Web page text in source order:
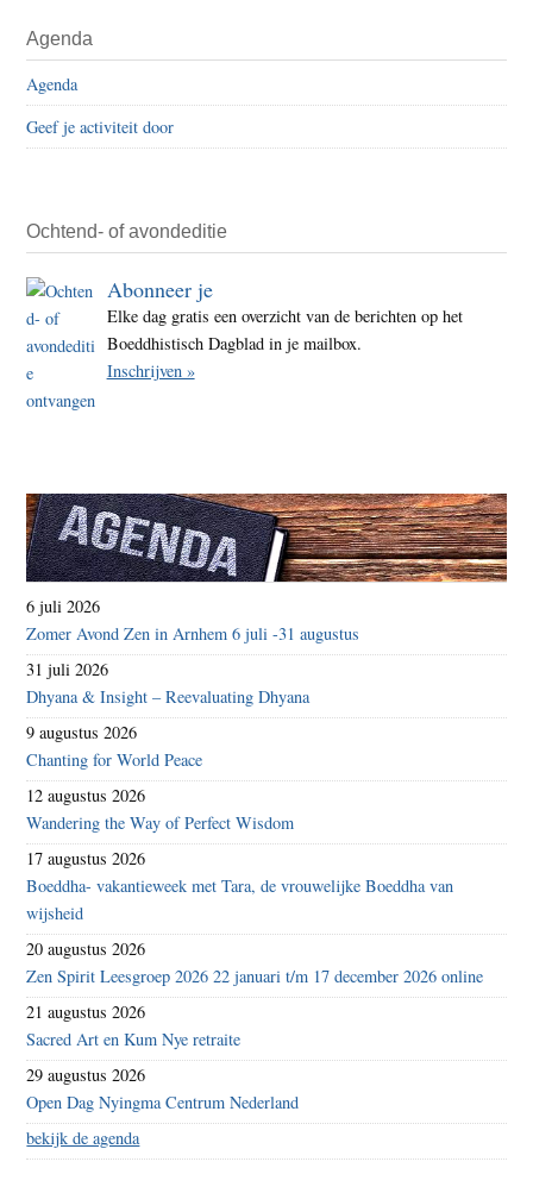
Agenda
Agenda
Geef je activiteit door
Ochtend- of avondeditie
Abonneer je
Elke dag gratis een overzicht van de berichten op het
Boeddhistisch Dagblad in je mailbox.
Inschrijven »
6 juli 2026
Zomer Avond Zen in Arnhem 6 juli -31 augustus
31 juli 2026
Dhyana & Insight – Reevaluating Dhyana
9 augustus 2026
Chanting for World Peace
12 augustus 2026
Wandering the Way of Perfect Wisdom
17 augustus 2026
Boeddha- vakantieweek met Tara, de vrouwelijke Boeddha van
wijsheid
20 augustus 2026
Zen Spirit Leesgroep 2026 22 januari t/m 17 december 2026 online
21 augustus 2026
Sacred Art en Kum Nye retraite
29 augustus 2026
Open Dag Nyingma Centrum Nederland
bekijk de agenda